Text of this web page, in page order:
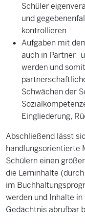
Schüler
und
kontrollieren
Aufgaben mit
auch in Partner-
werden und
Schwächen der
Eingliederung,
Abschließend lässt
handlungsorientierte
Schülern einen
die Lerninhalte
im
werden und Inhalte
Gedächtnis abrufbar